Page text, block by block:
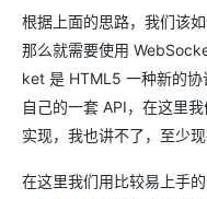
根据上面的思路，我们该
那么就需要使用
ket 是 HTML5 一种新的
自己的一套 API，在这里
实现，我也讲不了，至少现
在这里我们用比较易上手